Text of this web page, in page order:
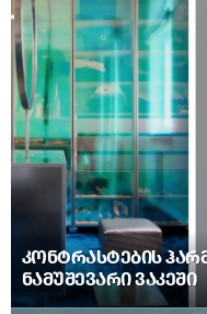
ᲙᲝᲜᲢᲠᲐᲡᲢᲔᲑᲘᲡ
ᲜᲐᲛᲣᲨᲔᲕᲐᲠᲘ ᲕᲐᲙᲔᲨᲘ